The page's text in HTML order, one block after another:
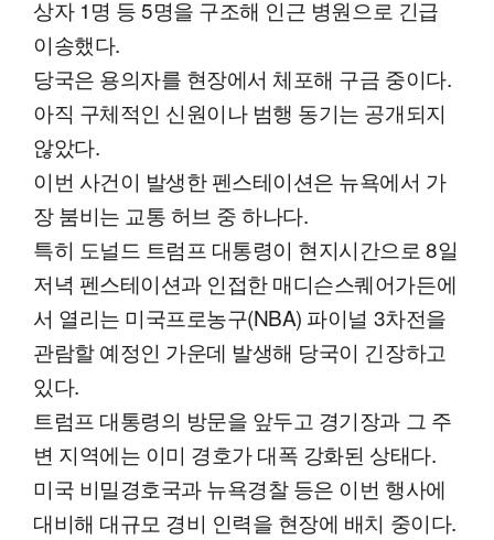
상자 1명 등 5명을 구조해 인근 병원으로 긴급
이송했다.
당국은 용의자를 현장에서 체포해 구금 중이다.
아직 구체적인 신원이나 범행 동기는 공개되지
않았다.
이번 사건이 발생한 펜스테이션은 뉴욕에서 가
장 붐비는 교통 허브 중 하나다.
특히 도널드 트럼프 대통령이 현지시간으로 8일
저녁 펜스테이션과 인접한 매디슨스퀘어가든에
서 열리는 미국프로농구(NBA) 파이널 3차전을
관람할 예정인 가운데 발생해 당국이 긴장하고
있다.
트럼프 대통령의 방문을 앞두고 경기장과 그 주
변 지역에는 이미 경호가 대폭 강화된 상태다.
미국 비밀경호국과 뉴욕경찰 등은 이번 행사에
대비해 대규모 경비 인력을 현장에 배치 중이다.